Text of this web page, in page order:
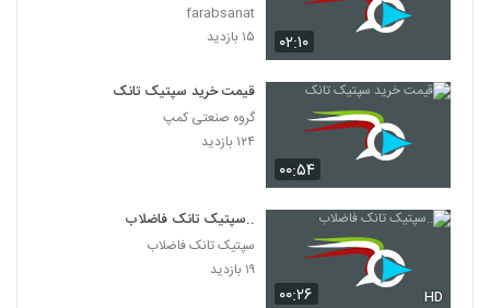
۰۲:۱۰
farabsanat
۱۵ بازدید
۰۰:۵۴
قیمت خرید سپتیک تانک
گروه صنعتی کمپ
۱۲۴ بازدید
۰۰:۲۶ HD
..سپتیک تانک فاضلاب
سپتیک تانک فاضلاب
۱۹ بازدید